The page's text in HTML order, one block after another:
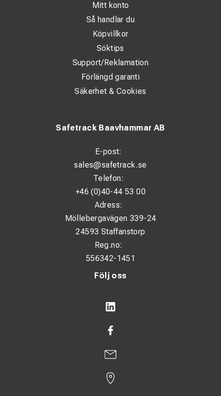
Följ oss
Safetrack Baavhammar AB
E-post:
sales@safetrack.se
Telefon:
+46 (0)40-44 53 00
Adress:
Möllebergavägen 339-24
24593 Staffanstorp
Reg.no:
556342-1451
Mitt konto
Så handlar du
Köpvillkor
Söktips
Support/Reklamation
Förlängd garanti
Säkerhet & Cookies